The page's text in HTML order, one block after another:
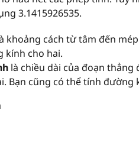
3.1415926535.
khoảng cách từ tâm đến
kính cho hai.
là chiều dài của đoạn
Bạn cũng có thể tính